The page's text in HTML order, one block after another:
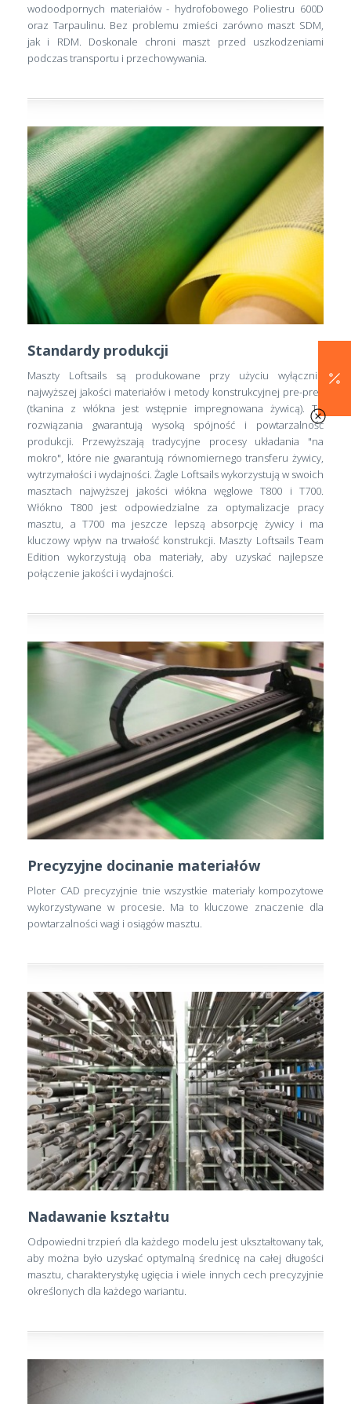
wodoodpornych materiałów - hydrofobowego Poliestru 600D
oraz Tarpaulinu. Bez problemu zmieści zarówno maszt SDM,
jak i RDM. Doskonale chroni maszt przed uszkodzeniami
podczas transportu i przechowywania.
Standardy produkcji
Maszty Loftsails są produkowane przy użyciu wyłącznie
najwyższej jakości materiałów i metody konstrukcyjnej pre-preg
(tkanina z włókna jest wstępnie impregnowana żywicą). Te
rozwiązania gwarantują wysoką spójność i powtarzalność
produkcji. Przewyższają tradycyjne procesy układania "na
mokro", które nie gwarantują równomiernego transferu żywicy,
wytrzymałości i wydajności. Żagle Loftsails wykorzystują w swoich
masztach najwyższej jakości włókna węglowe T800 i T700.
Włókno T800 jest odpowiedzialne za optymalizacje pracy
masztu, a T700 ma jeszcze lepszą absorpcję żywicy i ma
kluczowy wpływ na trwałość konstrukcji. Maszty Loftsails Team
Edition wykorzystują oba materiały, aby uzyskać najlepsze
połączenie jakości i wydajności.
Precyzyjne docinanie materiałów
Ploter CAD precyzyjnie tnie wszystkie materiały kompozytowe
wykorzystywane w procesie. Ma to kluczowe znaczenie dla
powtarzalności wagi i osiągów masztu.
Nadawanie kształtu
Odpowiedni trzpień dla każdego modelu jest ukształtowany tak,
aby można było uzyskać optymalną średnicę na całej długości
masztu, charakterystykę ugięcia i wiele innych cech precyzyjnie
określonych dla każdego wariantu.